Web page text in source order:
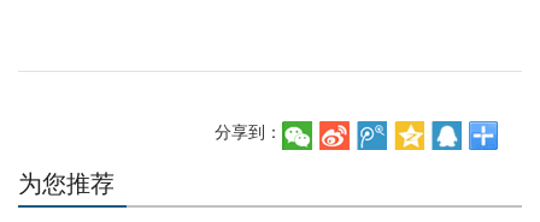
分享到：
为您推荐